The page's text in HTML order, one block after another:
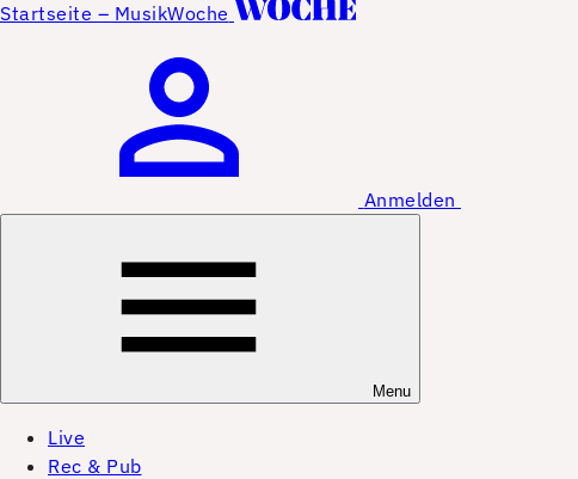
Startseite – MusikWoche
Anmelden
Menu
Live
Rec & Pub